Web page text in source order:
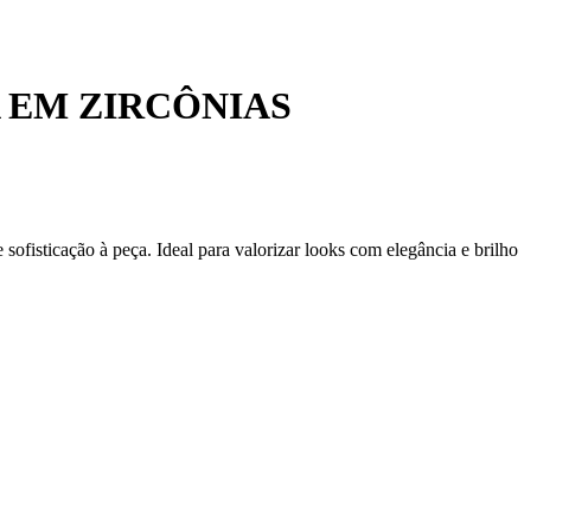
ZIRCÔNIAS
à peça. Ideal para valorizar looks com elegância e brilho